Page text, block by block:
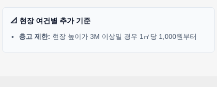
📐 현장 여건별 추가 기준
층고 제한: 현장 높이가 3M 이상일 경우 1㎡당 1,000원부터